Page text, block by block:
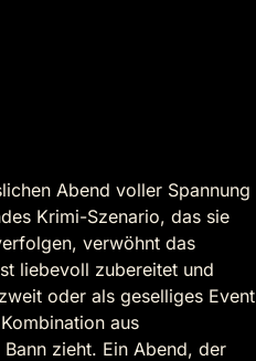
Abend voller Spannung
Krimi-Szenario, das sie
verwöhnt das
liebevoll zubereitet und
oder als geselliges Event
aus
zieht. Ein Abend, der